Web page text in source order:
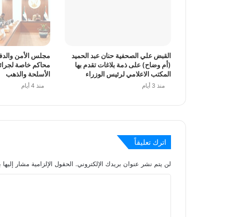
اكتمال الاستعدادات لتدشين أول عملية زراعة
منذ 3 أيام
منذ 3 أيام
مدير المركز القومي لمكافحة الألغام: تحديث
القبض علي الصحفية حنان عبد الحميد
(أم وضاح) على ذمة بلاغات تقدم بها
المكتب الاعلامي لرئيس الوزراء
منذ 3 أيام
مجلس الأمن
محاكم خاصة
الأسلحة والذهب
منذ 4 أيام
اترك تعليقاً
لن يتم نشر عنوان بريدك الإلكتروني. الحقول الإلزامية مشار إليها